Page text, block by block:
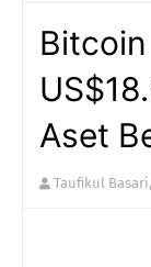
Aset
Taufikul